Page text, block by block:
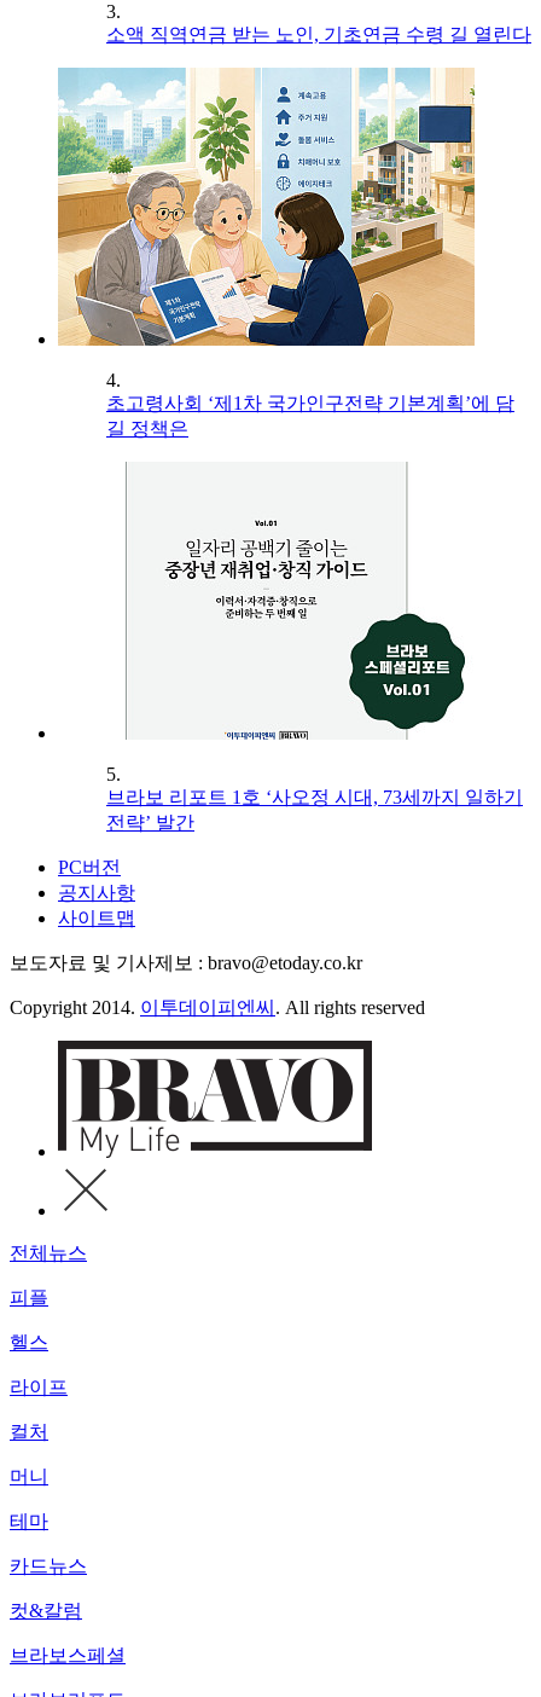
3.
소액 직역연금 받는 노인, 기초연금 수령 길 열린다
4.
초고령사회 ‘제1차 국가인구전략 기본계획’에 담
길 정책은
5.
브라보 리포트 1호 ‘사오정 시대, 73세까지 일하기
전략’ 발간
PC버전
공지사항
사이트맵
보도자료 및 기사제보 : bravo@etoday.co.kr
Copyright 2014. 이투데이피엔씨 . All rights reserved
전체뉴스
피플
헬스
라이프
컬처
머니
테마
카드뉴스
컷&칼럼
브라보스페셜